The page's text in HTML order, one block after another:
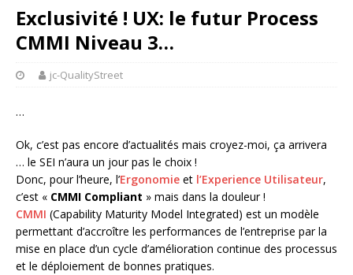
Exclusivité ! UX: le futur Process
CMMI Niveau 3…
jc-QualityStreet
…
Ok, c’est pas encore d’actualités mais croyez-moi, ça arrivera
… le SEI n’aura un jour pas le choix !
Donc, pour l’heure, l’Ergonomie et l’Experience Utilisateur,
c’est « CMMI Compliant » mais dans la douleur !
CMMI (Capability Maturity Model Integrated) est un modèle
permettant d’accroître les performances de l’entreprise par la
mise en place d’un cycle d’amélioration continue des processus
et le déploiement de bonnes pratiques.